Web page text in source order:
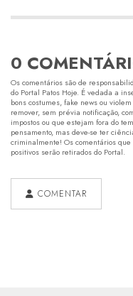
0
Os comentários são de
do Portal Patos Hoje. É vedada a
bons costumes, fake news ou
remover, sem prévia notificação,
impostos ou que estejam fora do
pensamento, mas deve-se ter
criminalmente! Os comentários
positivos serão retirados do Portal.
COMENTAR